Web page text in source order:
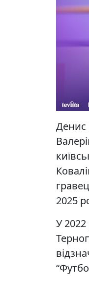
Денис
2025
У 2022